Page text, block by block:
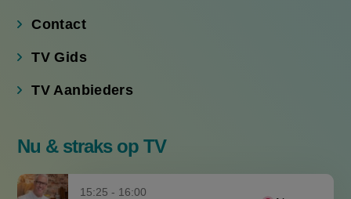
Contact
TV Gids
TV Aanbieders
Nu & straks op TV
15:25 - 16:00